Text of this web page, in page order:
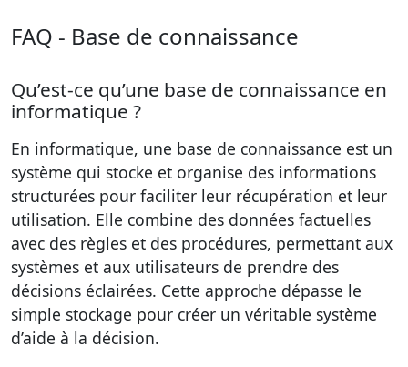
FAQ - Base de connaissance
Qu’est-ce qu’une base de connaissance en
informatique ?
En informatique, une base de connaissance est un
système qui stocke et organise des informations
structurées pour faciliter leur récupération et leur
utilisation. Elle combine des données factuelles
avec des règles et des procédures, permettant aux
systèmes et aux utilisateurs de prendre des
décisions éclairées. Cette approche dépasse le
simple stockage pour créer un véritable système
d’aide à la décision.